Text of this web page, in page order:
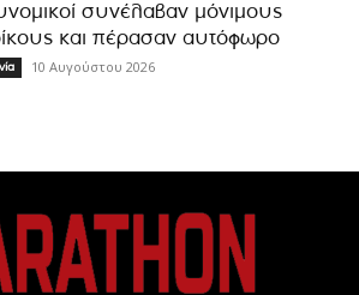
συνέλαβαν μόνιμους
και πέρασαν αυτόφωρο
10 Αυγούστου 2026